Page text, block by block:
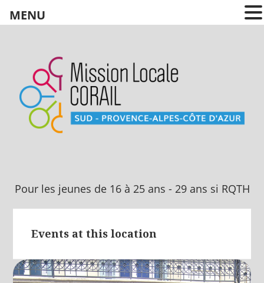
Pour les jeunes
de 16 à 25 ans
Pour les jeunes de 16 à 25 ans - 29 ans si RQTH
Events at this location
MENU